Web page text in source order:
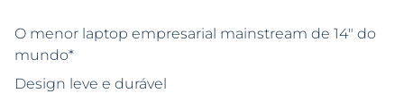
O menor laptop empresarial mainstream de 14″ do
mundo*
Design leve e durável